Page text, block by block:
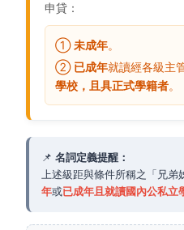
申貸：
①未成年。
② 已成年就讀經各級主
學校，且具正式學籍者。
📌 名詞定義提醒：
上述級距與條件所稱之「兄弟
年或已成年且就讀國內公私立